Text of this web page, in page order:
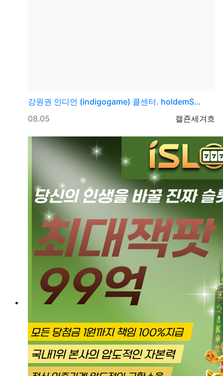
강원권 인디언 (indigogame) 콜센터. holdemS…
등록자
캘죤세겨흐
등록일
08.05